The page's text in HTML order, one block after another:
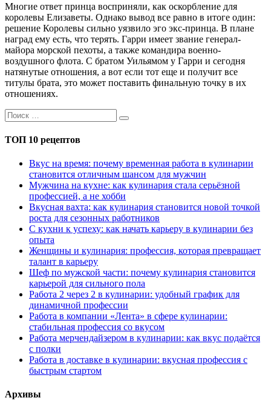
Многие ответ принца восприняли, как оскорбление для
королевы Елизаветы. Однако вывод все равно в итоге один:
решение Королевы сильно уязвило эго экс-принца. В плане
наград ему есть, что терять. Гарри имеет звание генерал-
майора морской пехоты, а также командира военно-
воздушного флота. С братом Уильямом у Гарри и сегодня
натянутые отношения, а вот если тот еще и получит все
титулы брата, это может поставить финальную точку в их
отношениях.
ТОП 10 рецептов
Вкус на время: почему временная работа в кулинарии
становится отличным шансом для мужчин
Мужчина на кухне: как кулинария стала серьёзной
профессией, а не хобби
Вкусная вахта: как кулинария становится новой точкой
роста для сезонных работников
С кухни к успеху: как начать карьеру в кулинарии без
опыта
Женщины и кулинария: профессия, которая превращает
талант в карьеру
Шеф по мужской части: почему кулинария становится
карьерой для сильного пола
Работа 2 через 2 в кулинарии: удобный график для
динамичной профессии
Работа в компании «Лента» в сфере кулинарии:
стабильная профессия со вкусом
Работа мерчендайзером в кулинарии: как вкус подаётся
с полки
Работа в доставке в кулинарии: вкусная профессия с
быстрым стартом
Архивы